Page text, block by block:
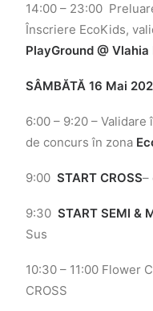
14:00 – 23:00
Înscriere EcoKids,
PlayGround @
SÂMBĂTĂ 16 Mai
6:00 – 9:20 –
de concurs în zona
9:00 START CROSS–
9:30 START SEMI &
Sus
10:30 – 11:00 Flower
CROSS